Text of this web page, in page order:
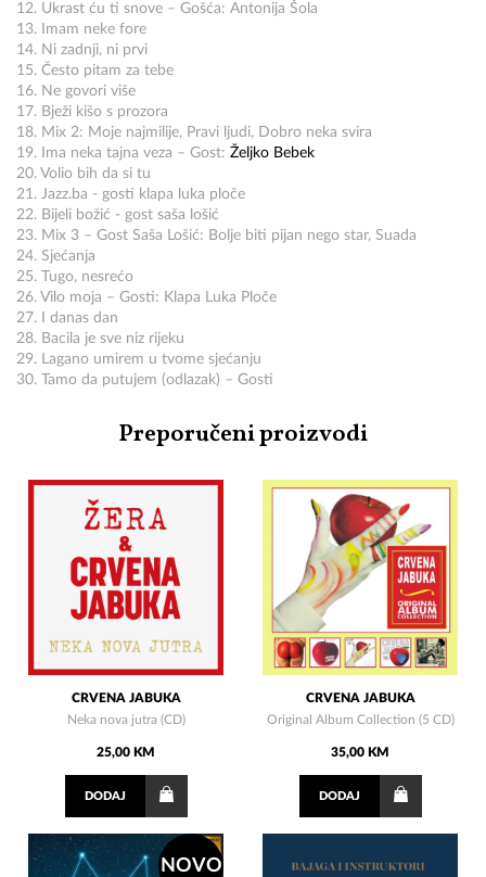
12. Ukrast ću ti snove – Gošća: Antonija Šola
13. Imam neke fore
14. Ni zadnji, ni prvi
15. Često pitam za tebe
16. Ne govori više
17. Bježi kišo s prozora
18. Mix 2: Moje najmilije, Pravi ljudi, Dobro neka svira
19. Ima neka tajna veza – Gost: Željko Bebek
20. Volio bih da si tu
21. Jazz.ba - gosti klapa luka ploče
22. Bijeli božić - gost saša lošić
23. Mix 3 – Gost Saša Lošić: Bolje biti pijan nego star, Suada
24. Sjećanja
25. Tugo, nesrećo
26. Vilo moja – Gosti: Klapa Luka Ploče
27. I danas dan
28. Bacila je sve niz rijeku
29. Lagano umirem u tvome sjećanju
30. Tamo da putujem (odlazak) – Gosti
Preporučeni proizvodi
CRVENA JABUKA
Neka nova jutra (CD)
25,00 KM
DODAJ
CRVENA JABUKA
Original Album Collection (5 CD)
35,00 KM
DODAJ
NOVO